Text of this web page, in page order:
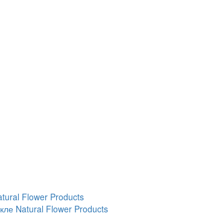
Flower Products
Natural Flower Products